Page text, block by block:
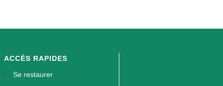
ACCÈS RAPIDES
Se restaurer